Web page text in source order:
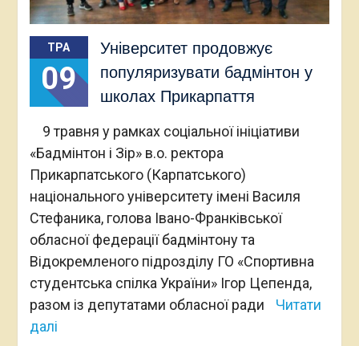
ТРА
09
Університет продовжує
популяризувати бадмінтон у
школах Прикарпаття
9 травня у рамках соціальної ініціативи
«Бадмінтон і Зір» в.о. ректора
Прикарпатського (Карпатського)
національного університету імені Василя
Стефаника, голова Івано-Франківської
обласної федерації бадмінтону та
Відокремленого підрозділу ГО «Спортивна
студентська спілка України» Ігор Цепенда,
разом із депутатами обласної ради
Читати
далі